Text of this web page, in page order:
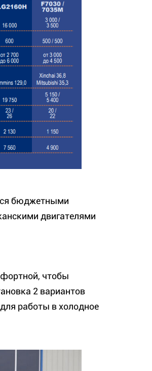
бюджетными
двигателями
чтобы
2 вариантов
работы в холодное